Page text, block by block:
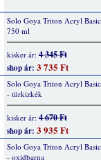
Solo Goya Triton Acryl
750 ml
kisker ár: 4 345 Ft
shop ár: 3 735 Ft
Solo Goya Triton Acryl
- türkizkék
kisker ár: 4 670 Ft
shop ár: 3 935 Ft
Solo Goya Triton Acryl
- oxidbarna